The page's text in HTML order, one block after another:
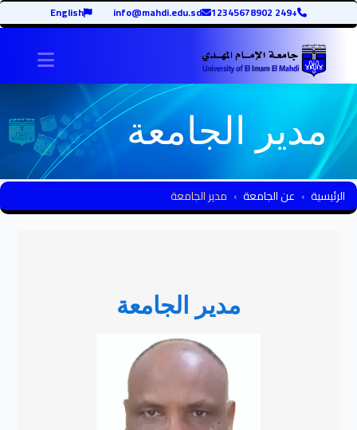
+249 12345678902
info@mahdi.edu.sd
English
مدير الجامعة
الرئيسية عن الجامعة مدير الجامعة
مدير الجامعة